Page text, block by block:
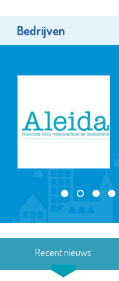
Bedrijven
Recent nieuws